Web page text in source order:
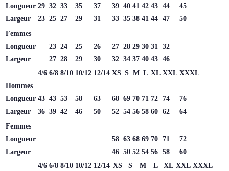
Longueur 29 32 33 35 37 39 40 41 42 43 44
45
Largeur
23 25 27 29 31 33 35 38 41 44 47
50
Femmes
Longueur
23 24 25 26 27 28 29 30 31
32
Largeur
27 28 29 30 32 34 37 40 43 46
4/6 6/8 8/10 10/12 12/14 XS S M L XL XXL XXXL
Hommes
Longueur 43 43 53 58 63 68 69 70 71 72 74
76
Largeur
36 39 42 46 50 52 54 56 58 60 62
64
Femmes
Longueur
58 63 68 69 70 71
72
Largeur
46 50 52 54 56 58
60
4/6 6/8 8/10 10/12 12/14 XS S M L XL XXL XXXL